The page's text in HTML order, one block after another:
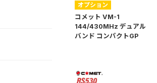
オプション
コメット VM-1
144/430MHz デュアル
バンド コンパクトGP